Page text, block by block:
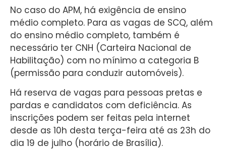
No caso do APM, há exigência de ensino
médio completo. Para as vagas de SCQ, além
do ensino médio completo, também é
necessário ter CNH (Carteira Nacional de
Habilitação) com no mínimo a categoria B
(permissão para conduzir automóveis).
Há reserva de vagas para pessoas pretas e
pardas e candidatos com deficiência. As
inscrições podem ser feitas pela internet
desde as 10h desta terça-feira até as 23h do
dia 19 de julho (horário de Brasília).